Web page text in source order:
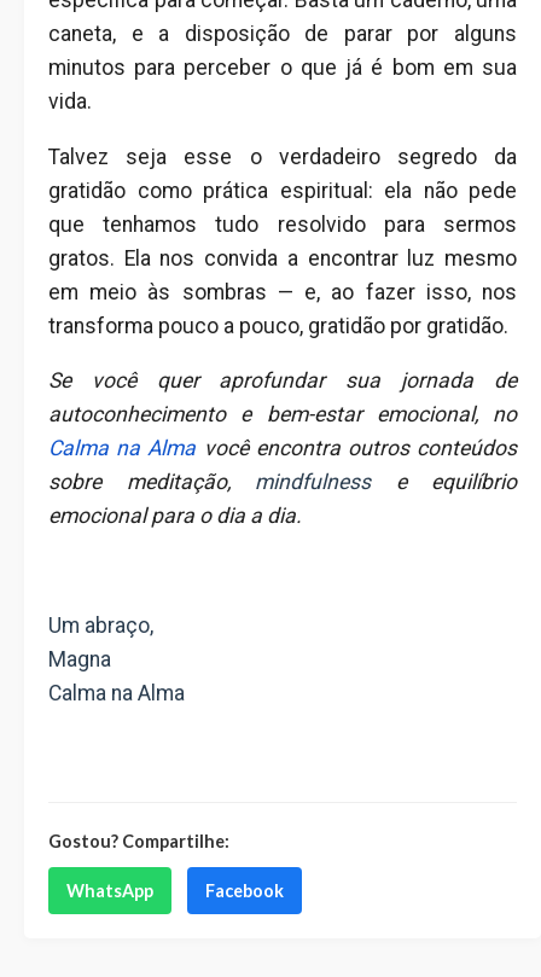
caneta, e a disposição de parar por alguns
minutos para perceber o que já é bom em sua
vida.
Talvez seja esse o verdadeiro segredo da
gratidão como prática espiritual: ela não pede
que tenhamos tudo resolvido para sermos
gratos. Ela nos convida a encontrar luz mesmo
em meio às sombras — e, ao fazer isso, nos
transforma pouco a pouco, gratidão por gratidão.
Se você quer aprofundar sua jornada de
autoconhecimento e bem-estar emocional, no
Calma na Alma você encontra outros conteúdos
sobre meditação, mindfulnesse equilíbrio
emocional para o dia a dia.
Um abraço,
Magna
Calma na Alma
Gostou? Compartilhe:
WhatsApp Facebook